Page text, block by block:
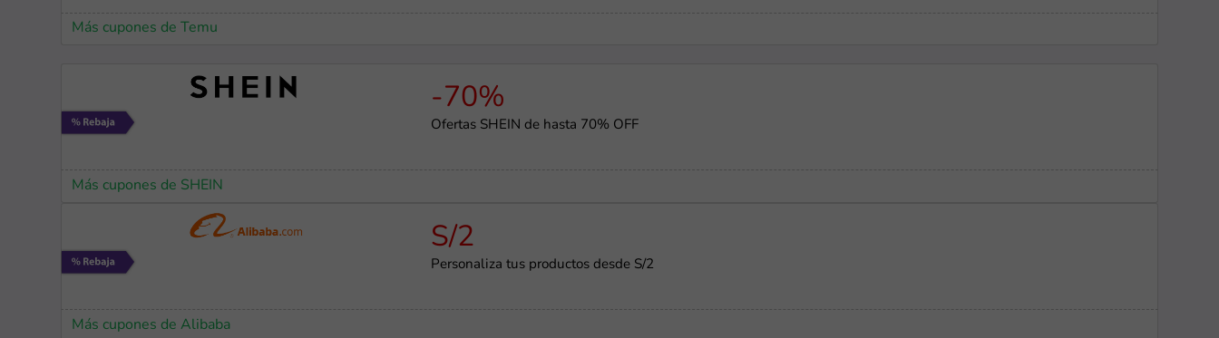
Más cupones de Temu
-70%
Ofertas SHEIN de hasta 70% OFF
Más cupones de SHEIN
S/2
Personaliza tus productos desde S/2
Más cupones de Alibaba